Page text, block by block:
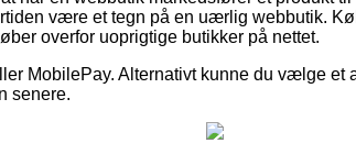
være et tegn på en uærlig webbutik.
overfor uoprigtige butikker på nettet.
MobilePay. Alternativt kunne du vælge et
senere.